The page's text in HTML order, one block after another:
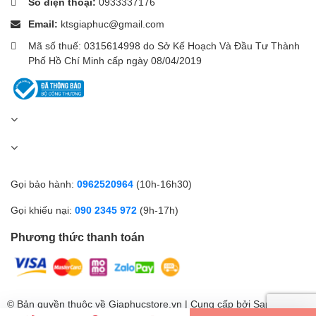
vào không gian đang vệ sinh
Sản phẩm kích thước nhỏ gọn,
trọng lượng chỉ 2.3 kg, màu sắc
vừa cổ điển, vừa hiện đại sang
trọng, dùng đẹp cho mọi không
Máy hút bụi sử dụng pin sạc
2.500 mAh, thời gian sạc đầy
khoảng 3 giờ, sử dụng đến 50
phút ở chế độ tiêu chuẩn và 20
Email: ktsgiaphuc@gmail.com
Mã số thuế: 0315614998 do Sở Kế Hoạch Và Đầu Tư Thành
Phố Hồ Chí Minh cấp ngày 08/04/2019
Gọi bảo hành: 0962520964 (10h-16h30)
Gọi khiếu nại: 090 2345 972 (9h-17h)
Phương thức thanh toán
© Bản quyền thuộc về Giaphucstore.vn | Cung cấp bởi Sapo